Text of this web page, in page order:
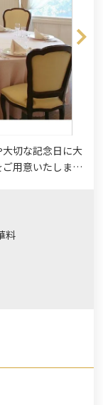
切な記念日に大
用意いたしま
料